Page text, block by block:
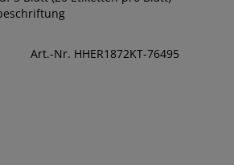
Art.-Nr. HHER1872KT-76495